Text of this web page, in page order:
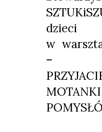
dzieci
w
–